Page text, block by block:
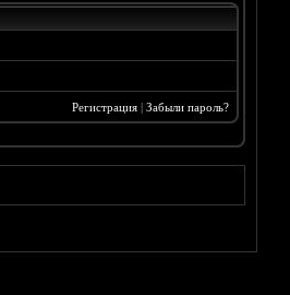
Регистрация| Забыли пароль?